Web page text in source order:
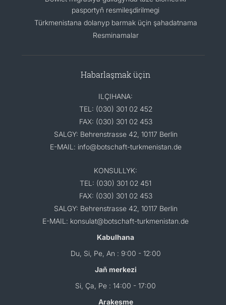
pasportyň resmileşdirilmegi
Türkmenistana dolanyp barmak üçin şahadatnama
Resminamalar
Habarlaşmak üçin
ILÇIHANA:
TEL: (030) 301 02 452
FAX: (030) 301 02 453
SALGY: Behrenstrasse 42, 10117 Berlin
E-MAIL: info@botschaft-turkmenistan.de
KONSULLYK:
TEL: (030) 301 02 451
FAX: (030) 301 02 453
SALGY: Behrenstrasse 42, 10117 Berlin
E-MAIL: konsulat@botschaft-turkmenistan.de
Kabulhana
Du, Si, Pe, An : 9:00 - 12:00
Jaň merkezi
Si, Ça, Pe : 14:00 - 17:00
Arakesme